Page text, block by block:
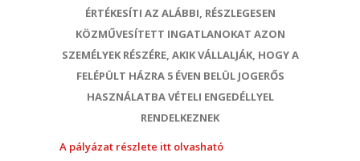
ÉRTÉKESÍTI AZ ALÁBBI, RÉSZLEGESEN
KÖZMŰVESÍTETT INGATLANOKAT AZON
SZEMÉLYEK RÉSZÉRE, AKIK VÁLLALJÁK, HOGY A
FELÉPÜLT HÁZRA 5 ÉVEN BELÜL JOGERŐS
HASZNÁLATBA VÉTELI ENGEDÉLLYEL
RENDELKEZNEK
A pályázat részlete itt olvasható